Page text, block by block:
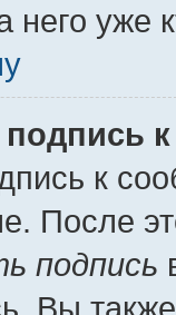
уже
подпись
к
После
подпись
Вы